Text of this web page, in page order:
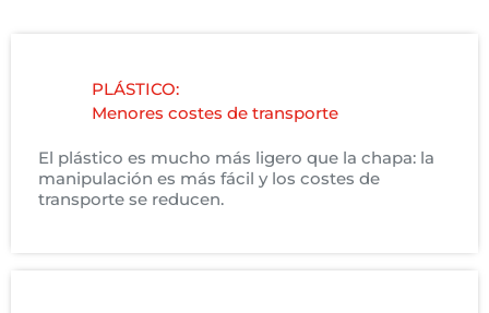
PLÁSTICO:
Menores costes de transporte
El plástico es mucho más ligero que la chapa: la
manipulación es más fácil y los costes de
transporte se reducen.